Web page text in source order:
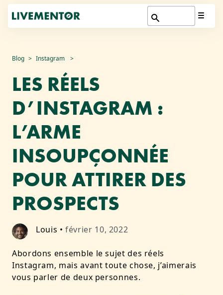
Aller
contenu
Blog Instagram
LES RÉELS
D’INSTAGRAM :
L’ARME
INSOUPÇONNÉE
POUR ATTIRER DES
PROSPECTS
Louis • février 10, 2022
Abordons ensemble le sujet des réels
Instagram, mais avant toute chose, j’aimerais
vous parler de deux personnes.